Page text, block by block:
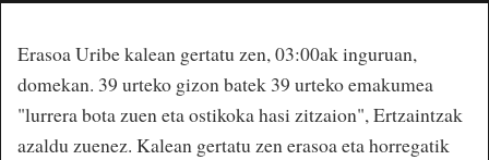
Erasoa Uribe kalean gertatu zen, 03:00ak inguruan,
domekan. 39 urteko gizon batek 39 urteko emakumea
"lurrera bota zuen eta ostikoka hasi zitzaion", Ertzaintzak
azaldu zuenez. Kalean gertatu zen erasoa eta horregatik